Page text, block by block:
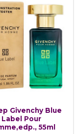
Givenchy Blue
Label Pour
55ml